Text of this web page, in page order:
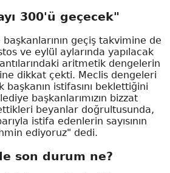
300'ü geçecek"
geçiş takvimine de
ve eylül aylarında yapılacak
aritmetik dengelerin
dikkat çekti. Meclis dengeleri
istifasını beklettiğini
başkanlarımızın bizzat
beyanlar doğrultusunda,
istifa edenlerin sayısının
ediyoruz" dedi.
son durum ne?